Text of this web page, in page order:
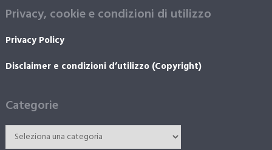
Privacy, cookie e condizioni di utilizzo
Privacy Policy
Disclaimer e condizioni d’utilizzo (Copyright)
Categorie